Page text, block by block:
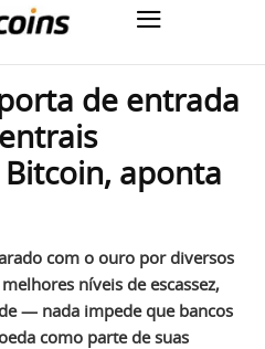
de entrada
aponta
com o ouro por diversos
níveis de escassez,
— nada impede que bancos
como parte de suas